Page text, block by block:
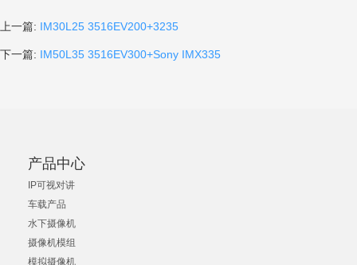
上一篇: IM30L25 3516EV200+3235
下一篇: IM50L35 3516EV300+Sony IMX335
产品中心
IP可视对讲
车载产品
水下摄像机
摄像机模组
模拟摄像机